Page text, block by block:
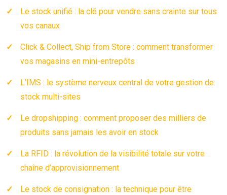
Le stock unifié : la clé pour vendre sans crainte sur tous
vos canaux
Click & Collect, Ship from Store : comment transformer
vos magasins en mini-entrepôts
L’IMS : le système nerveux central de votre gestion de
stock multi-sites
Le dropshipping : comment proposer des milliers de
produits sans jamais les avoir en stock
La RFID : la révolution de la visibilité totale sur votre
chaîne d’approvisionnement
Le stock de consignation : la technique pour être